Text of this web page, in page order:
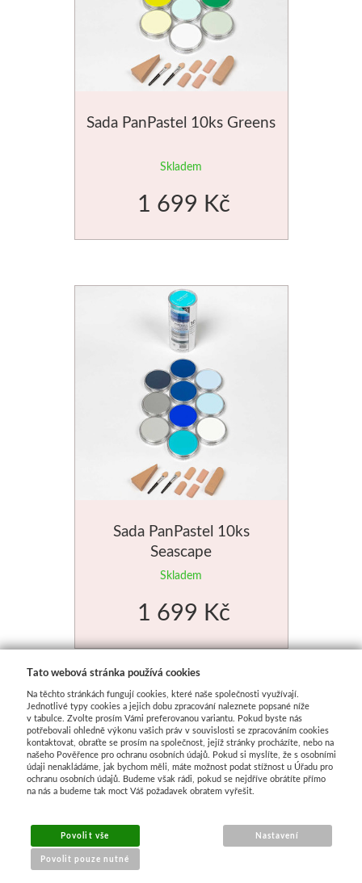
Sada PanPastel 10ks Greens
Skladem
1 699 Kč
Sada PanPastel 10ks
Seascape
Skladem
1 699 Kč
Tato webová stránka používá cookies
Na těchto stránkách fungují cookies, které naše společnosti využívají.
Jednotlivé typy cookies a jejich dobu zpracování naleznete popsané níže
v tabulce. Zvolte prosím Vámi preferovanou variantu. Pokud byste nás
potřebovali ohledně výkonu vašich práv v souvislosti se zpracováním cookies
kontaktovat, obraťte se prosím na společnost, jejíž stránky procházíte, nebo na
našeho Pověřence pro ochranu osobních údajů. Pokud si myslíte, že s osobními
údaji nenakládáme, jak bychom měli, máte možnost podat stížnost u Úřadu pro
ochranu osobních údajů. Budeme však rádi, pokud se nejdříve obrátíte přímo
na nás a budeme tak moct Váš požadavek obratem vyřešit.
Povolit vše
Povolit pouze nutné
Nastavení